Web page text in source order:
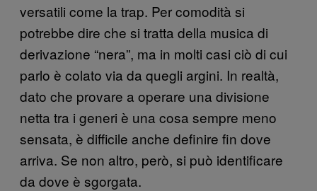
versatili come la trap. Per comodità si
potrebbe dire che si tratta della musica di
derivazione “nera”, ma in molti casi ciò di cui
parlo è colato via da quegli argini. In realtà,
dato che provare a operare una divisione
netta tra i generi è una cosa sempre meno
sensata, è difficile anche definire fin dove
arriva. Se non altro, però, si può identificare
da dove è sgorgata.